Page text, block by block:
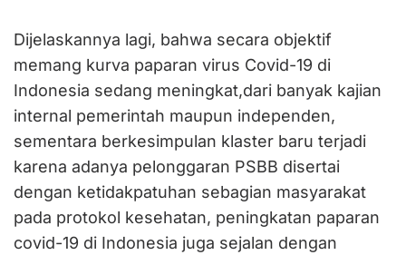
Dijelaskannya lagi, bahwa secara objektif
memang kurva paparan virus Covid-19 di
Indonesia sedang meningkat,dari banyak kajian
internal pemerintah maupun independen,
sementara berkesimpulan klaster baru terjadi
karena adanya pelonggaran PSBB disertai
dengan ketidakpatuhan sebagian masyarakat
pada protokol kesehatan, peningkatan paparan
covid-19 di Indonesia juga sejalan dengan